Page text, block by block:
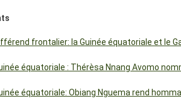
frontalier: la Guinée équatoriale et le
équatoriale : Thérèsa Nnang Avomo
équatoriale: Obiang Nguema rend